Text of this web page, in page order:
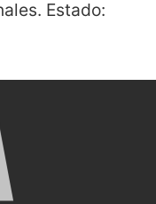
Estado: